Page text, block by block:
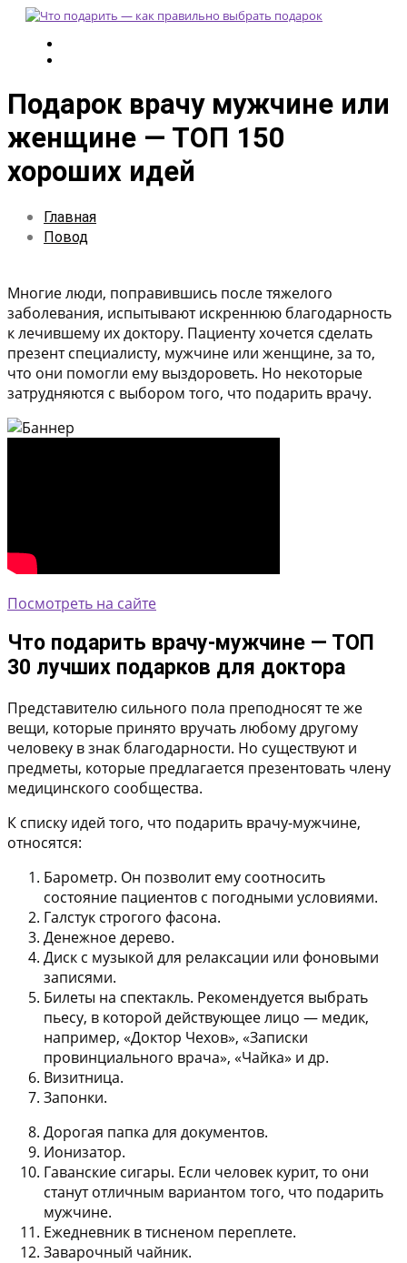
Подарок врачу мужчине или
женщине — ТОП 150
хороших идей
Главная
Повод
Многие люди, поправившись после тяжелого
заболевания, испытывают искреннюю благодарность
к лечившему их доктору. Пациенту хочется сделать
презент специалисту, мужчине или женщине, за то,
что они помогли ему выздороветь. Но некоторые
затрудняются с выбором того, что подарить врачу.
Посмотреть на сайте
Что подарить врачу-мужчине — ТОП
30 лучших подарков для доктора
Представителю сильного пола преподносят те же
вещи, которые принято вручать любому другому
человеку в знак благодарности. Но существуют и
предметы, которые предлагается презентовать члену
медицинского сообщества.
К списку идей того, что подарить врачу-мужчине,
относятся:
Барометр. Он позволит ему соотносить
состояние пациентов с погодными условиями.
Галстук строгого фасона.
Денежное дерево.
Диск с музыкой для релаксации или фоновыми
записями.
Билеты на спектакль. Рекомендуется выбрать
пьесу, в которой действующее лицо — медик,
например, «Доктор Чехов», «Записки
провинциального врача», «Чайка» и др.
Визитница.
Запонки.
Дорогая папка для документов.
Ионизатор.
Гаванские сигары. Если человек курит, то они
станут отличным вариантом того, что подарить
мужчине.
Ежедневник в тисненом переплете.
Заварочный чайник.